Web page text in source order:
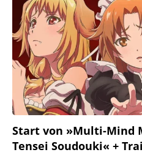
Start von »Multi-Mind
Tensei Soudouki« +